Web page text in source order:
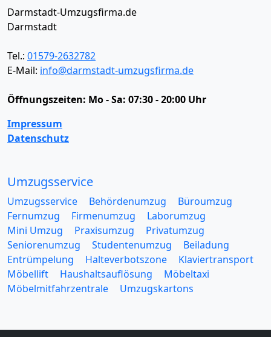
Darmstadt-Umzugsfirma.de
Darmstadt
Tel.: 01579-2632782
E-Mail: info@darmstadt-umzugsfirma.de
Öffnungszeiten: Mo - Sa: 07:30 - 20:00 Uhr
Impressum
Datenschutz
Umzugsservice
Umzugsservice Behördenumzug
Büroumzug
Fernumzug
Firmenumzug
Laborumzug
Mini Umzug
Praxisumzug
Privatumzug
Seniorenumzug
Studentenumzug
Beiladung
Entrümpelung
Halteverbotszone
Klaviertransport
Möbellift
Haushaltsauflösung
Möbeltaxi
Möbelmitfahrzentrale
Umzugskartons